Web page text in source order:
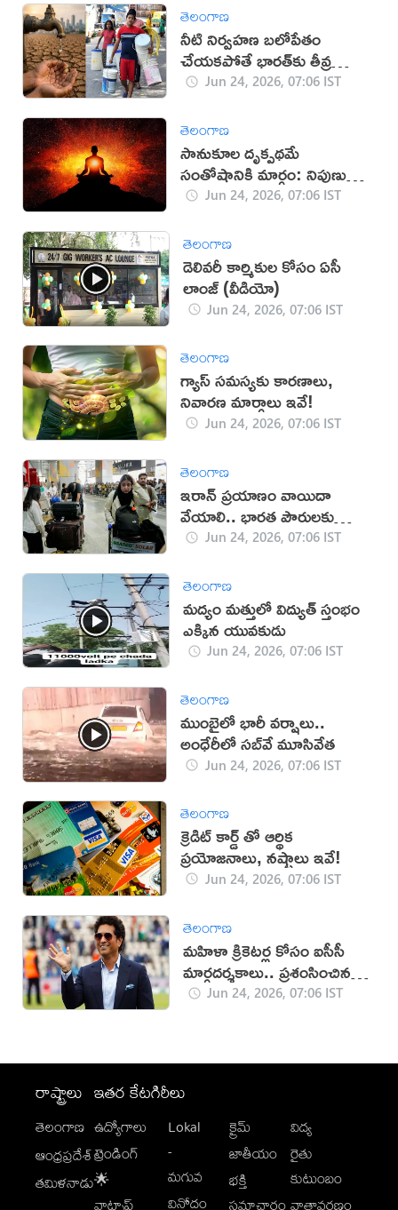
తెలంగాణ
నీటి నిర్వహణ బలోపేతం
చేయకపోతే భారత్‌కు తీవ్ర
సంక్షోభం: మూడీస్ హెచ్చరిక
Jun 24, 2026, 07:06 IST
తెలంగాణ
సానుకూల దృక్పథమే
సంతోషానికి మార్గం: నిపుణుల
సూచనJun 24, 2026, 07:06 IST
తెలంగాణ
డెలివరీ కార్మికుల కోసం ఏసీ
లాంజ్ (వీడియో)
Jun 24, 2026, 07:06 IST
తెలంగాణ
గ్యాస్ సమస్యకు కారణాలు,
నివారణ మార్గాలు ఇవే!
Jun 24, 2026, 07:06 IST
తెలంగాణ
ఇరాన్ ప్రయాణం వాయిదా
వేయాలి.. భారత పౌరులకు
సూచనJun 24, 2026, 07:06 IST
తెలంగాణ
మద్యం మత్తులో విద్యుత్ స్తంభం
ఎక్కిన యువకుడు
Jun 24, 2026, 07:06 IST
తెలంగాణ
ముంబైలో భారీ వర్షాలు..
అంధేరీలో సబ్‌వే మూసివేత
Jun 24, 2026, 07:06 IST
తెలంగాణ
క్రెడిట్ కార్డ్ తో ఆర్థిక
ప్రయోజనాలు, నష్టాలు ఇవే!
Jun 24, 2026, 07:06 IST
తెలంగాణ
మహిళా క్రికెటర్ల కోసం ఐసీసీ
మార్గదర్శకాలు.. ప్రశంసించిన
సచిన్Jun 24, 2026, 07:06 IST
రాష్ట్రాలు
తెలంగాణ
ఆంధ్రప్రదేశ్
తమిళనాడు
ఇతర కేటగిరీలు
ఉద్యోగాలు
ట్రెండింగ్
🌟
Lokal
-
మగువ
వినోదం
క్రైమ్
జాతీయం
భక్తి
విద్య
రైతు
కుటుంబం